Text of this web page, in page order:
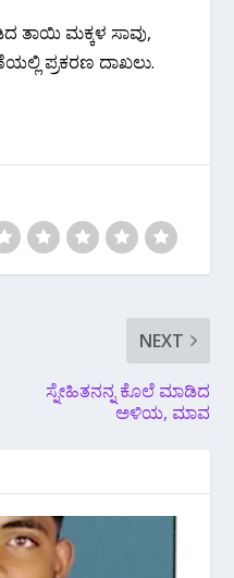
ತಾಯಿ ಮಕ್ಕಳ ಸಾವು,
ಪ್ರಕರಣ ದಾಖಲು.
NEXT
ಸ್ನೇಹಿತನನ್ನ ಕೊಲೆ ಮಾಡಿದ
ಅಳಿಯ, ಮಾವ